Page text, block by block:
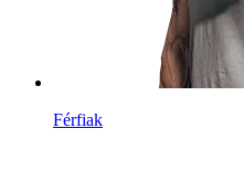
Férfiak